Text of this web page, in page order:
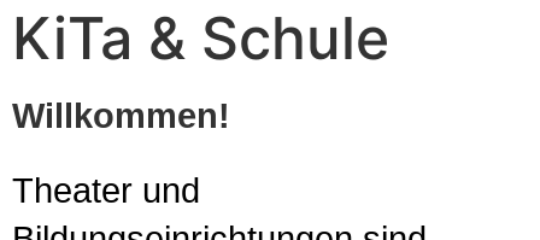
KiTa & Schule
Willkommen!
Theater und